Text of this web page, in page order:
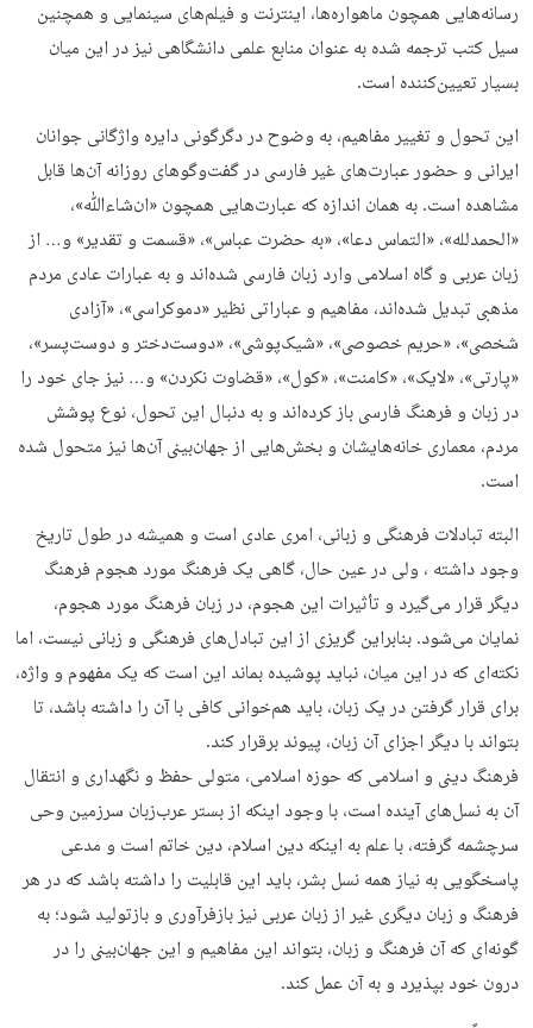
رسانه‌هایی همچون ماهواره‌ها، اینترنت و فیلم‌های سینمایی و همچنین
سیل کتب ترجمه شده به عنوان منابع علمی دانشگاهی نیز در این میان
بسیار تعیین‌کننده است.
این تحول و تغییر مفاهیم، به وضوح در دگرگونی دایره واژگانی جوانان
ایرانی و حضور عبارت‌های غیر فارسی در گفت‌وگوهای روزانه آن‌ها قابل
مشاهده است. به همان اندازه که عبارت‌هایی همچون «ان‌شاء‌ﷲ»،
«الحمدلله»، «التماس دعا»، «به حضرت عباس»، «قسمت و تقدیر» و… از
زبان عربی و گاه اسلامی وارد زبان فارسی شده‌اند و به عبارات عادی مردم
مذهبی تبدیل شده‌اند، مفاهیم و عباراتی نظیر «دموکراسی»، «آزادی
شخصی»، «حریم خصوصی»، «شیک‌پوشی»، «دوست‌دختر و دوست‌پسر»،
«پارتی»، «لایک»، «کامنت»، «کول»، «قضاوت نکردن» و… نیز جای خود را
در زبان و فرهنگ فارسی باز کرده‌اند و به دنبال این تحول، نوع پوشش
مردم، معماری خانه‌هایشان و بخش‌هایی از جهان‌بینی آن‌ها نیز متحول شده
است.
البته تبادلات فرهنگی و زبانی، امری عادی است و همیشه در طول تاریخ
وجود داشته ، ولی در عین حال، گاهی یک فرهنگ مورد هجوم فرهنگ
دیگر قرار می‌گیرد و تأثیرات این هجوم، در زبان فرهنگ مورد هجوم،
نمایان می‌شود. بنابراین گریزی از این تبادل‌های فرهنگی و زبانی نیست،‌ اما
نکته‌ای که در این میان،‌ نباید پوشیده بماند این است که یک مفهوم و واژه،
برای قرار گرفتن در یک زبان، باید هم‌خوانی کافی با آن را داشته باشد، تا
بتواند با دیگر اجزای آن زبان، پیوند برقرار کند.
فرهنگ دینی و اسلامی که حوزه اسلامی، متولی حفظ و نگهداری و انتقال
آن به نسل‌های آینده است، با وجود اینکه از بستر عرب‌زبان سرزمین وحی
سرچشمه گرفته، با علم به اینکه دین اسلام، دین خاتم است و مدعی
پاسخگویی به نیاز همه نسل بشر، باید این قابلیت را داشته باشد که در هر
فرهنگ و زبان دیگری غیر از زبان عربی نیز بازفرآوری و بازتولید شود؛ به
گونه‌ای که آن فرهنگ و زبان، بتواند این مفاهیم و این جهان‌بینی را در
درون خود بپذیرد و به آن عمل کند.